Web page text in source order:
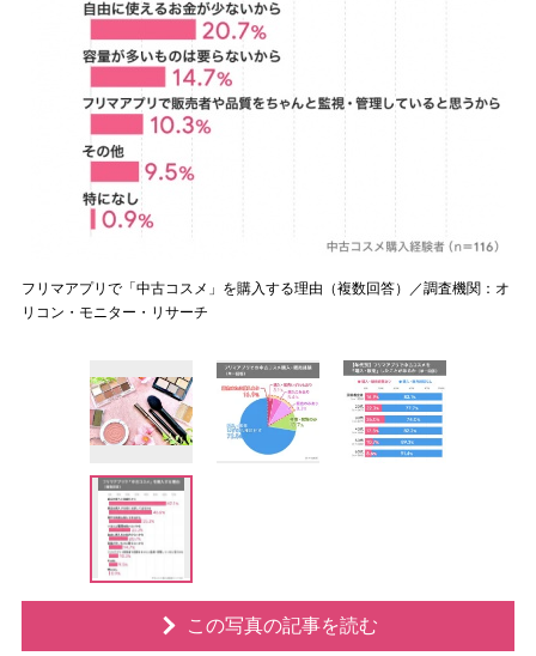
フリマアプリで「中古コスメ」を購入する理由（複数回答）／調査機関：オ
リコン・モニター・リサーチ
この写真の記事を読む